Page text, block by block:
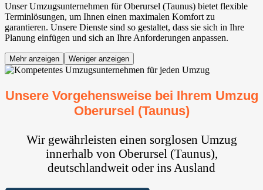
Unser Umzugsunternehmen für Oberursel (Taunus) bietet flexible
Terminlösungen, um Ihnen einen maximalen Komfort zu
garantieren. Unsere Dienste sind so gestaltet, dass sie sich in Ihre
Planung einfügen und sich an Ihre Anforderungen anpassen.
Mehr anzeigen Weniger anzeigen
Unsere Vorgehensweise bei Ihrem Umzug
Oberursel (Taunus)
Wir gewährleisten einen sorglosen Umzug
innerhalb von Oberursel (Taunus),
deutschlandweit oder ins Ausland